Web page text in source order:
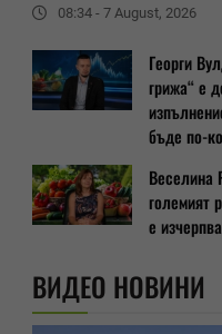
08:34 - 7 August, 2026
Георги
грижа“ е
бъде по-
Веселина
големият
е
ВИДЕО НОВИНИ